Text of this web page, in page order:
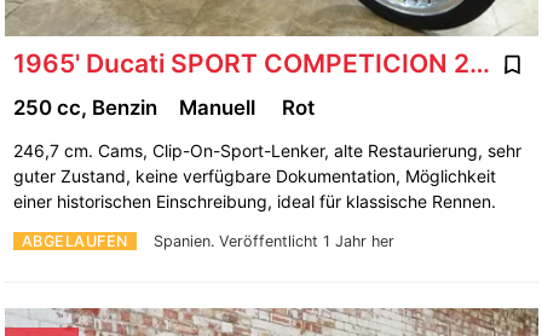
1965' Ducati SPORT COMPETICION 250 24 HORAS
ABGELAUFEN Spanien. Veröffentlicht 1 Jahr her
250 cc, Benzin Manuell Rot
246,7 cm. Cams, Clip-On-Sport-Lenker, alte Restaurierung, sehr
guter Zustand, keine verfügbare Dokumentation, Möglichkeit
einer historischen Einschreibung, ideal für klassische Rennen.